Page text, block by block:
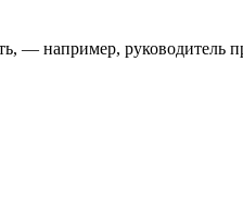
— например, руководитель